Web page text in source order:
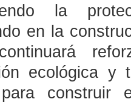
la
en la
ecológica y
construir